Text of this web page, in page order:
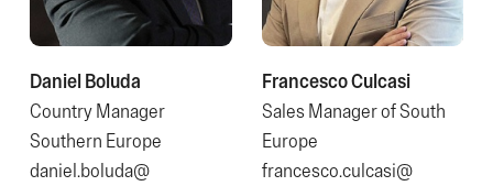
Daniel Boluda
Country Manager
Southern Europe
daniel.boluda@​
Francesco Culcasi
Sales Manager of South
Europe
francesco.culcasi@​